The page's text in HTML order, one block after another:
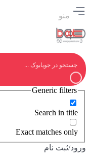
منو
Generic filters
Search in title
Exact matches only
ورود/ثبت نام